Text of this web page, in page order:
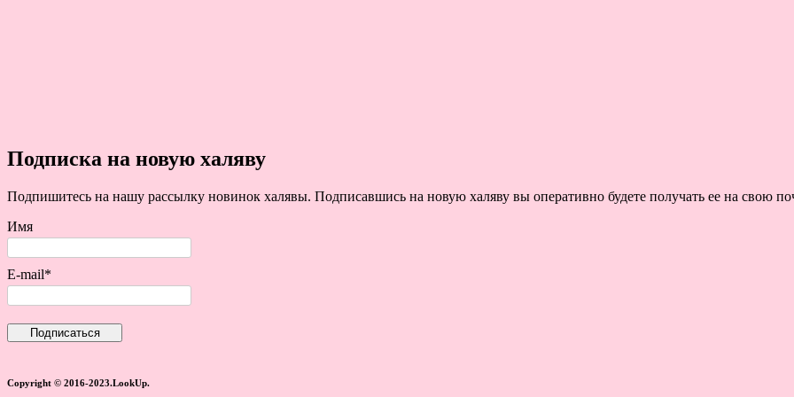
Подписка на новую халяву
Подпишитесь на нашу рассылку новинок халявы. Подписавшись на новую халяву вы оперативно будете получать ее на свою
Имя
E-mail*
Copyright © 2016-2023.LookUp.